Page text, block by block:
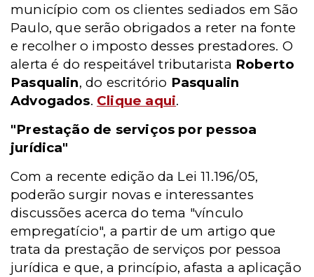
município com os clientes sediados em São
Paulo, que serão obrigados a reter na fonte
e recolher o imposto desses prestadores. O
alerta é do respeitável tributarista Roberto
Pasqualin, do escritório Pasqualin
Advogados. Clique aqui.
"Prestação de serviços por pessoa
jurídica"
Com a recente edição da Lei 11.196/05,
poderão surgir novas e interessantes
discussões acerca do tema "vínculo
empregatício", a partir de um artigo que
trata da prestação de serviços por pessoa
jurídica e que, a princípio, afasta a aplicação